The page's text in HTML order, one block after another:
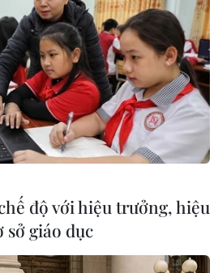
khu vực Mả Lạng do có ca nhiễm
Hồng Giang/TTXVN)
tạp của dịch COVID-19
Hồ Chí Minh và thực
CT-TTg của Thủ tướng
ông Nguyễn Thành Phong,
dân Thành phố Hồ Chí
12 giờ ngày 9/2, thành phố
động văn hóa, thể thao,
độ với hiệu trưởng, hiệu
sở giáo dục